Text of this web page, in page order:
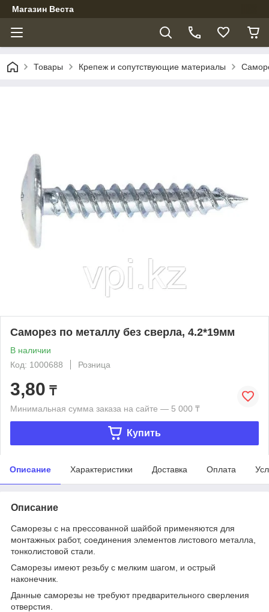
Магазин Веста
Товары Крепеж и сопутствующие материалы
Саморез по металлу без сверла, 4.2*19мм
В наличии
Код: 1000688
Розница
3,80 ₸
Минимальная сумма заказа на сайте — 5 000 ₸
Купить
Описание Характеристики Доставка Оплата
Описание
Саморезы с на прессованной шайбой применяются для
монтажных работ, соединения элементов листового металла,
тонколистовой стали.
Саморезы имеют резьбу с мелким шагом, и острый
наконечник.
Данные саморезы не требуют предварительного сверления
отверстия.